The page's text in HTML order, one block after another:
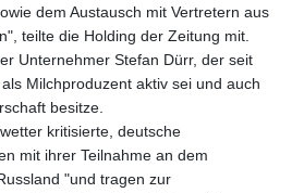
dem Austausch mit Vertretern aus
teilte die Holding der Zeitung mit.
Unternehmer Stefan Dürr, der seit
Milchproduzent aktiv sei und auch
besitze.
kritisierte, deutsche
mit ihrer Teilnahme an dem
"und tragen zur